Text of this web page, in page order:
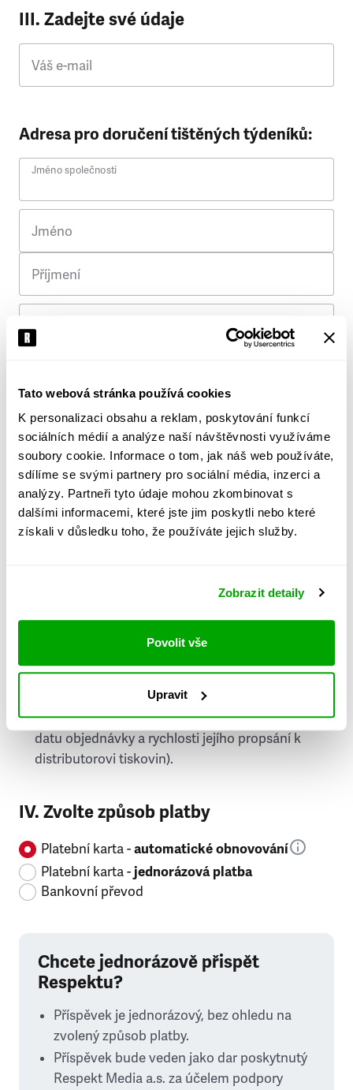
Tato webová stránka používá cookies
K personalizaci obsahu a reklam, poskytování funkcí
sociálních médií a analýze naší návštěvnosti využíváme
soubory cookie. Informace o tom, jak náš web používáte,
sdílíme se svými partnery pro sociální média, inzerci a
analýzy. Partneři tyto údaje mohou zkombinovat s
dalšími informacemi, které jste jim poskytli nebo které
získali v důsledku toho, že používáte jejich služby.
Zobrazit detaily
Povolit vše
Upravit
III. Zadejte své údaje
Váš e-mail
Adresa pro doručení tištěných týdeníků:
Jméno společnosti
Jméno
Příjmení
Ulice
Město
PSČ
Stát
doručování týdeníku Respekt v tištěné verzi, na
první vydání ve vaší schránce se můžete těšit
příští, nejpozději přespříští týden (v závislosti na
datu objednávky a rychlosti jejího propsání k
distributorovi tiskovin).
IV. Zvolte způsob platby
Platební karta -automatické obnovování
Platební karta -jednorázová platba
Bankovní převod
Chcete jednorázově přispět
Respektu?
Příspěvek je jednorázový, bez ohledu na
zvolený způsob platby.
Příspěvek bude veden jako dar poskytnutý
Respekt Media a.s. za účelem podpory